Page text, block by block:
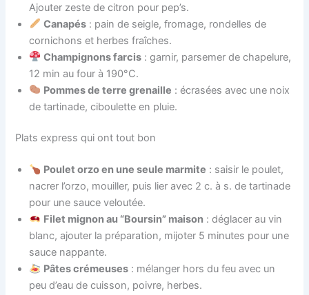
Ajouter zeste de citron pour pep’s.
Canapés : pain de seigle, fromage, rondelles de
cornichons et herbes fraîches.
Champignons farcis : garnir, parsemer de chapelure,
12 min au four à 190°C.
Pommes de terre grenaille : écrasées avec une noix
de tartinade, ciboulette en pluie.
Plats express qui ont tout bon
Poulet orzo en une seule marmite : saisir le poulet,
nacrer l’orzo, mouiller, puis lier avec 2 c. à s. de tartinade
pour une sauce veloutée.
Filet mignon au “Boursin” maison : déglacer au vin
blanc, ajouter la préparation, mijoter 5 minutes pour une
sauce nappante.
Pâtes crémeuses : mélanger hors du feu avec un
peu d’eau de cuisson, poivre, herbes.